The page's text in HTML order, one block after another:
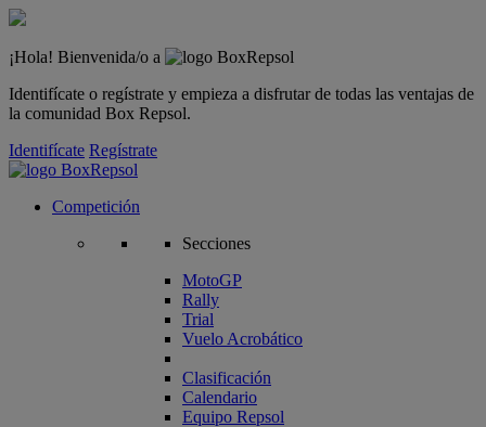
¡Hola! Bienvenida/o a
Identifícate o regístrate y empieza a disfrutar de todas las ventajas de
la comunidad Box Repsol.
Identifícate Regístrate
Competición
Secciones
MotoGP
Rally
Trial
Vuelo Acrobático
Clasificación
Calendario
Equipo Repsol